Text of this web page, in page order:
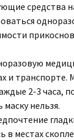
средства
и транспорте.
2-3 часа,
нельзя.
в местах